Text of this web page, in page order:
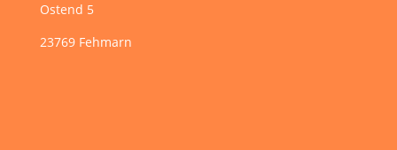
Ostend 5
23769 Fehmarn